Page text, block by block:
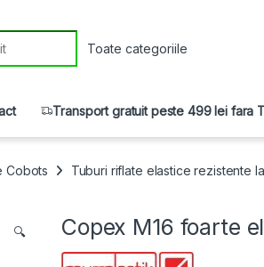
Transport gratuit peste 499 lei fara
Cobots Tuburi riflate elastice rezistente
🔍 Copex M16 foarte